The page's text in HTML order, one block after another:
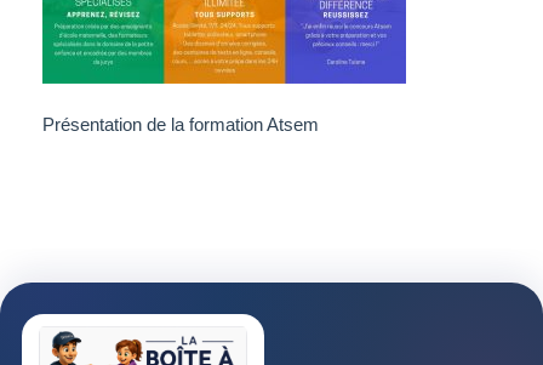
Présentation de la formation Atsem